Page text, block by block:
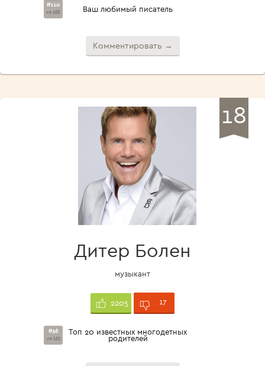
#110
из 268 Ваш любимый писатель
Комментировать →
18
Дитер Болен
музыкант
2205 17
#36
из 163
Топ 20 известных многодетных
родителей